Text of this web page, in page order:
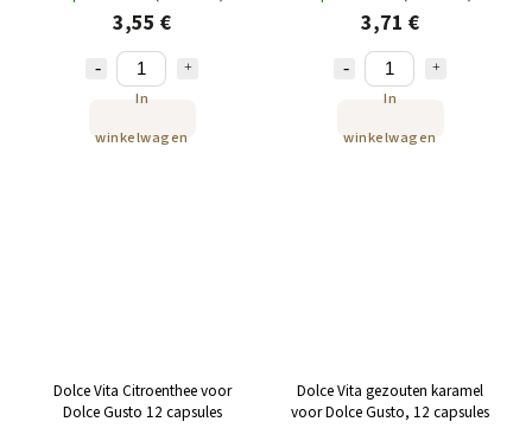
3,55 €
In
winkelwagen
3,71 €
In
winkelwagen
Dolce Vita Citroenthee voor
Dolce Gusto 12 capsules
Dolce Vita gezouten karamel
voor Dolce Gusto, 12 capsules